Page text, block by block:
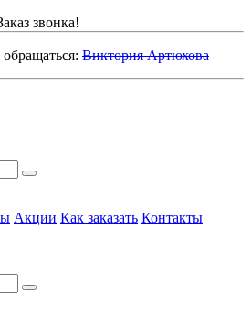
звонка!
Виктория Артюхова
Акции Как заказать Контакты